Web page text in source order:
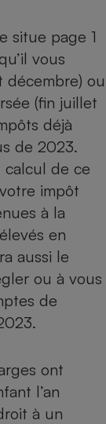
situe page 1
vous
décembre) ou
(fin juillet
déjà
de 2023.
de ce
impôt
à la
en
aussi le
ou à vous
de
ont
l’an
à un